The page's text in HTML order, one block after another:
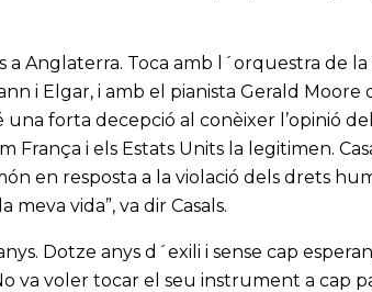
a Anglaterra. Toca amb l´orquestra de
i Elgar, i amb el pianista Gerald Moore
una forta decepció al conèixer l’opinió
i els Estats Units la legitimen.
en resposta a la violació dels drets
meva vida”, va dir Casals.
Dotze anys d´exili i sense cap
va voler tocar el seu instrument a cap